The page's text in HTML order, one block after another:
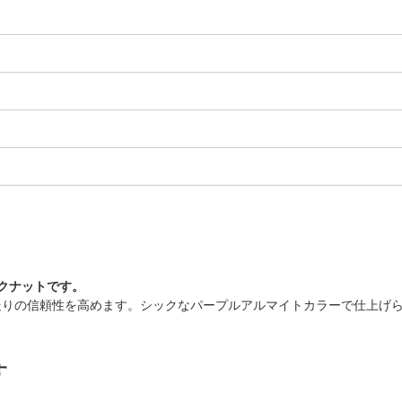
ットです。
の信頼性を高めます。シックなパープルアルマイトカラーで仕上げ